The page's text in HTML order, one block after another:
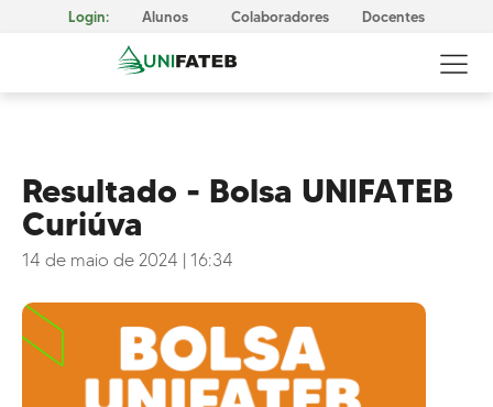
Login: Alunos Colaboradores Docentes
GOVERNANÇA CORPORATIVA
Reitoria
Comissão Própria de Avaliação (CPA)
Conselho Superior da UNIFATEB (Consup)
MISSÃO, VISÃO E VALORES
CERTIFICAÇÕES
Resultado - Bolsa UNIFATEB
Curiúva
14 de maio de 2024 16:34